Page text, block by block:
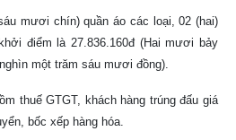
mươi chín) quần áo các loại, 02 (hai)
điểm là 27.836.160đ (Hai mươi bảy
một trăm sáu mươi đồng).
thuế GTGT, khách hàng trúng đấu giá
bốc xếp hàng hóa.